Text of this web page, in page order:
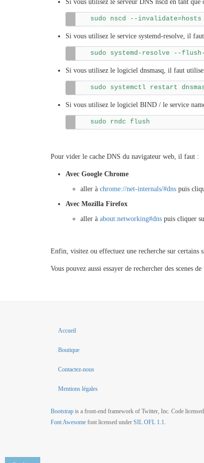
Si vous utilisez le serveur DNS nscd en tant que
sudo nscd --invalidate=hosts
Si vous utilisez le service systemd-resolve, il
sudo systemd-resolve --flush-
Si vous utilisez le logiciel dnsmasq, il faut
sudo systemctl restart
Si vous utilisez le logiciel BIND / le service
sudo rndc flush
Pour vider le cache DNS du navigateur web, il faut :
Avec Google Chrome
aller à chrome://net-internals/#dns puis
Avec Mozilla Firefox
aller à about:networking#dns puis cliquer
Enfin, visitez ou effectuez une recherche sur certains
Vous pouvez aussi essayer de rechercher des scenes
Accueil
Boutique
Contactez-nous
Mentions légales
Bootstrap is a front-end framework of Twitter, Inc. Code
Font Awesome font licensed under SIL OFL 1.1.